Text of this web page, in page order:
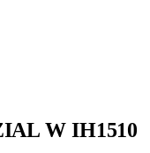
W IH1510